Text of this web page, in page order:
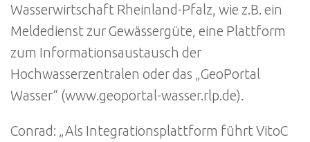
Wasserwirtschaft Rheinland-Pfalz, wie z.B. ein
Meldedienst zur Gewässergüte, eine Plattform
zum Informationsaustausch der
Hochwasserzentralen oder das „GeoPortal
Wasser“ (www.geoportal-wasser.rlp.de).
Conrad: „Als Integrationsplattform führt VitoC